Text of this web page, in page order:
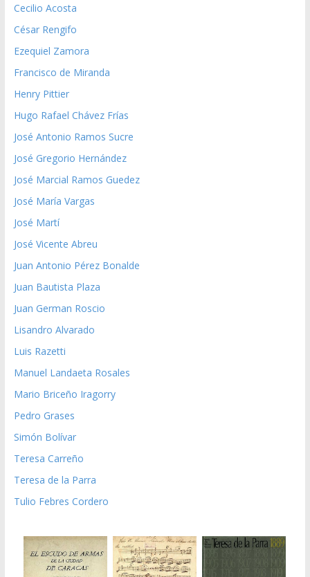
Cecilio Acosta
César Rengifo
Ezequiel Zamora
Francisco de Miranda
Henry Pittier
Hugo Rafael Chávez Frías
José Antonio Ramos Sucre
José Gregorio Hernández
José Marcial Ramos Guedez
José María Vargas
José Martí
José Vicente Abreu
Juan Antonio Pérez Bonalde
Juan Bautista Plaza
Juan German Roscio
Lisandro Alvarado
Luis Razetti
Manuel Landaeta Rosales
Mario Briceño Iragorry
Pedro Grases
Simón Bolívar
Teresa Carreño
Teresa de la Parra
Tulio Febres Cordero